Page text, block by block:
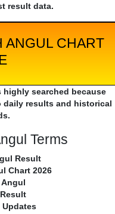
result data.
ANGUL CHART
highly searched because
daily results and historical
Terms
Result
Chart 2026